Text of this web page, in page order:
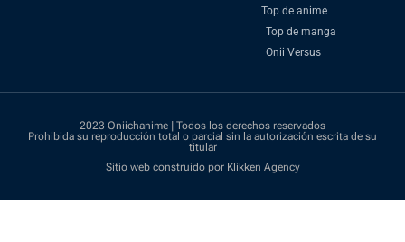
Top de anime
Top de manga
Onii Versus
2023 Oniichanime | Todos los derechos reservados
Prohibida su reproducción total o parcial sin la autorización escrita de su
titular
Sitio web construido por Klikken Agency